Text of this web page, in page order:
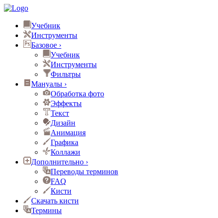
Учебник
Инструменты
Базовое ›
Учебник
Инструменты
Фильтры
Мануалы ›
Обработка фото
Эффекты
Текст
Дизайн
Анимация
Графика
Коллажи
Дополнительно ›
Переводы терминов
FAQ
Кисти
Скачать кисти
Термины